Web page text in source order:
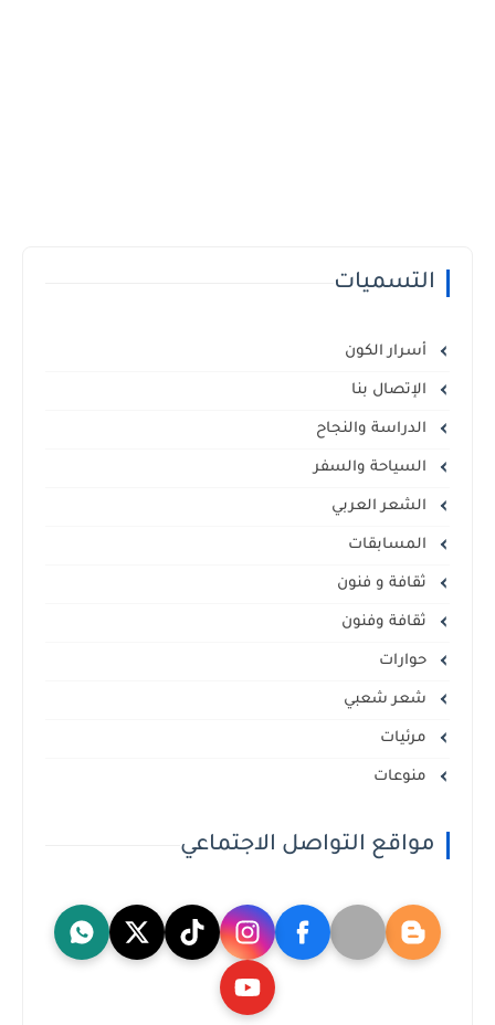
التسميات
أسرار الكون
الإتصال بنا
الدراسة والنجاح
السياحة والسفر
الشعر العربي
المسابقات
ثقافة و فنون
ثقافة وفنون
حوارات
شعر شعبي
مرئيات
منوعات
مواقع التواصل الاجتماعي